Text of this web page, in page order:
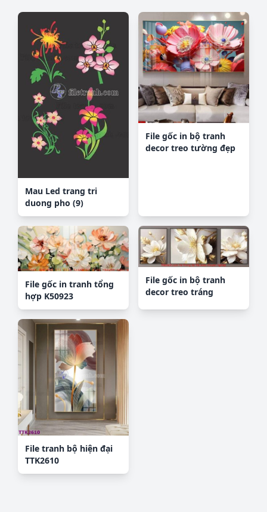
Mau Led trang tri
duong pho (9)
File gốc in bộ tranh
decor treo tường đẹp
File gốc in tranh tổng
hợp K50923
File gốc in bộ tranh
decor treo tráng
File tranh bộ hiện đại
TTK2610